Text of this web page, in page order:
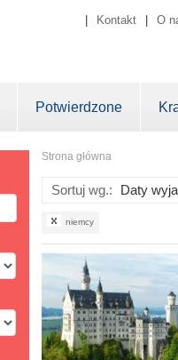
Kontakt O
Potwierdzone
Strona główna
Sortuj wg.:
niemcy